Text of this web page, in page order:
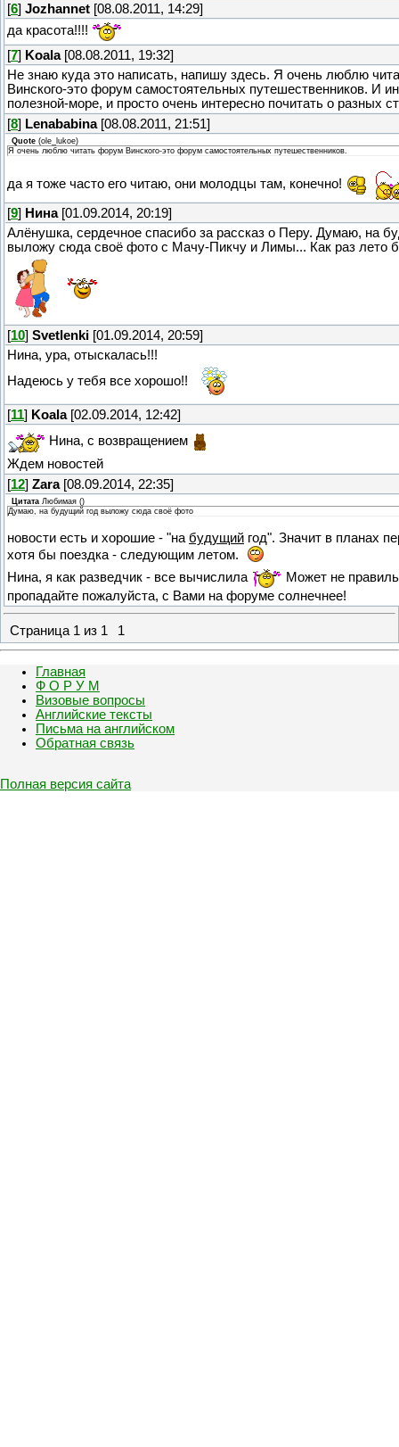
[6] Jozhannet [08.08.2011, 14:29]
да красота!!!!
[7] Koala[08.08.2011, 19:32]
Не знаю куда это написать, напишу здесь. Я очень люблю
Винского-это форум самостоятельных путешественников. И
полезной-море, и просто очень интересно почитать о разных
[8] Lenababina[08.08.2011, 21:51]
Quote (ole_lukoe)
Я очень люблю читать форум Винского-это форум самостоятельных путешественников.
да я тоже часто его читаю, они молодцы там, конечно!
[9] Нина[01.09.2014, 20:19]
Алёнушка, сердечное спасибо за рассказ о Перу. Думаю, на
выложу сюда своё фото с Мачу-Пикчу и Лимы... Как раз лето
[10] Svetlenki [01.09.2014, 20:59]
Нина, ура, отыскалась!!!
Надеюсь у тебя все хорошо!!
[11] Koala[02.09.2014, 12:42]
Нина, с возвращением
Ждем новостей
[12] Zara[08.09.2014, 22:35]
Цитата Любимая ()
Думаю, на будущий год выложу сюда своё фото
новости есть и хорошие - "на будущий год". Значит в планах
хотя бы поездка - следующим летом.
Нина, я как разведчик - все вычислила
Может не
пропадайте пожалуйста, с Вами на форуме солнечнее!
Страница 1 из 1 1
Главная
Ф О Р У М
Визовые вопросы
Английские тексты
Письма на английском
Обратная связь
Полная версия сайта